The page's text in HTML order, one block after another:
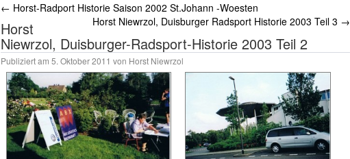
← Horst-Radport Historie Saison 2002 St.Johann -Woesten
Horst Niewrzol, Duisburger Radsport Historie 2003 Teil 3 →
Horst
Niewrzol, Duisburger-Radsport-Historie 2003 Teil 2
Publiziert am 5. Oktober 2011 von Horst Niewrzol